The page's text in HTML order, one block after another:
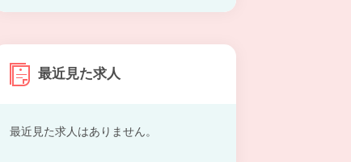
最近見た求人
最近見た求人はありません。